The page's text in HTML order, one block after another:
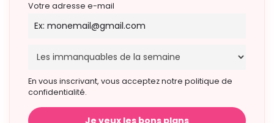
Votre adresse e-mail
En vous inscrivant, vous acceptez notre politique de
confidentialité.